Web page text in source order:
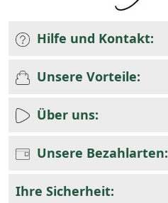
Hilfe und Kontakt:
Unsere Vorteile:
Über uns:
Unsere Bezahlarten:
Ihre Sicherheit: